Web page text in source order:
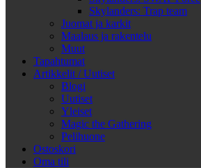
Skylanders: Trap team
Juomat ja karkit
Maalaus ja rakentelu
Muut
Tapahtumat
Artikkelit / Uutiset
Blogi
Uutiset
Yleiset
Magic the Gathering
Pelihuone
Ostoskori
Oma tili